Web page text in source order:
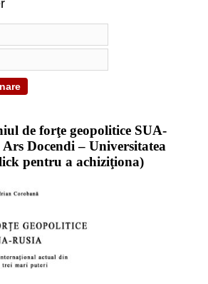
de forţe geopolitice SUA-
Docendi – Universitatea
pentru a achiziţiona)